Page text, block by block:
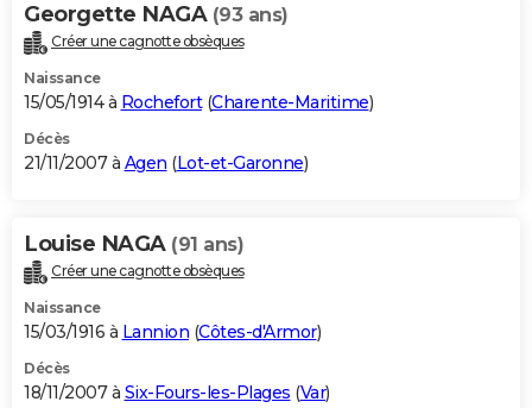
Georgette NAGA (93 ans)
Créer une cagnotte obsèques
Naissance
15/05/1914 à Rochefort(Charente-Maritime)
Décès
21/11/2007 à Agen (Lot-et-Garonne)
Louise NAGA (91 ans)
Créer une cagnotte obsèques
Naissance
15/03/1916 à Lannion (Côtes-d'Armor)
Décès
18/11/2007 à Six-Fours-les-Plages (Var)